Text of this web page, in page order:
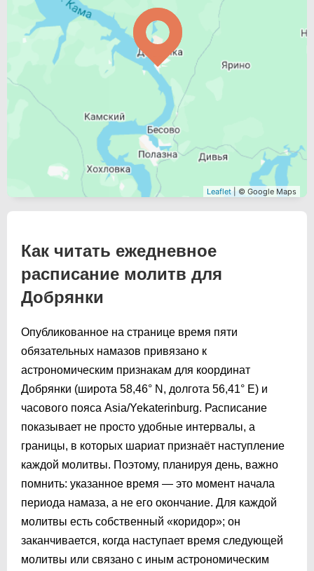
Leaflet| © Google Maps
Как читать ежедневное
расписание молитв для
Добрянки
Опубликованное на странице время пяти
обязательных намазов привязано к
астрономическим признакам для координат
Добрянки (широта 58,46° N, долготa 56,41° E) и
часового пояса Asia/Yekaterinburg. Расписание
показывает не просто удобные интервалы, а
границы, в которых шариат признаёт наступление
каждой молитвы. Поэтому, планируя день, важно
помнить: указанное время — это момент начала
периода намаза, а не его окончание. Для каждой
молитвы есть собственный «коридор»; он
заканчивается, когда наступает время следующей
молитвы или связано с иным астрономическим